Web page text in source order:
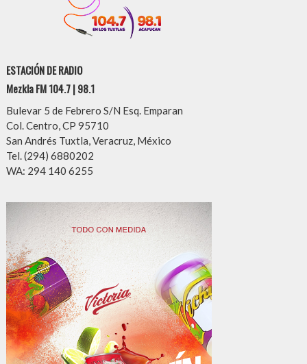
ESTACIÓN DE RADIO
Mezkla FM 104.7 | 98.1
Bulevar 5 de Febrero S/N Esq. Emparan
Col. Centro, CP 95710
San Andrés Tuxtla, Veracruz, México
Tel. (294) 6880202
WA: 294 140 6255